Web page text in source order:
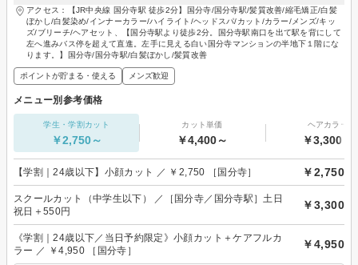
アクセス：【JR中央線 国分寺駅 徒歩2分】国分寺/国分寺駅/髪質改善/縮毛矯正/白髪
ぼかし/白髪染め/インナーカラー/ハイライト/ヘッドスパ/カット/カラー/メンズ/キッ
ズ/ブリーチ/ヘアセット、【国分寺駅より徒歩2分。国分寺駅南口を出て駅を背にして
左へ進みバス停を超えて直進。左手に見える白い国分寺マンションの半地下１階にな
ります。】国分寺/国分寺駅/白髪ぼかし/髪質改善
ポイントが貯まる・使える メンズ歓迎
メニュー別参考価格
学生・学割カット
￥2,750～
カット単価
￥4,400～
ヘアカラー
￥3,300～
【学割｜24歳以下】小顔カット ／ ￥2,750 ［国分寺］ ￥2,750
スクールカット（中学生以下） ／［国分寺／国分寺駅］土日
祝日＋550円
￥3,300
《学割｜24歳以下／当日予約限定》小顔カット＋ケアフルカ
ラー ／ ￥4,950 ［国分寺］
￥4,950